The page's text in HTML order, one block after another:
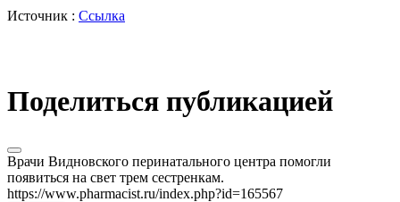
Источник : Ссылка
Поделиться публикацией
Врачи Видновского перинатального центра помогли
появиться на свет трем сестренкам.
https://www.pharmacist.ru/index.php?id=165567